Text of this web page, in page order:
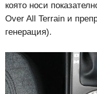
която носи
Over All Terrain и
генерация).